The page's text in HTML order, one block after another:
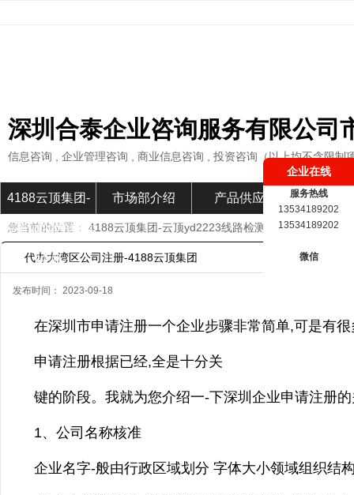
深圳合泰企业咨询服务有限公司
信息咨询 , 企业管理咨询 , 商业信息咨询 , 投资咨询（以上均不含限制
4188云顶集团-
云顶yd2223线路
检测
市场部介绍 产品供应 市场部
您当前的位置： 4188云顶集团-云顶yd2223线路检测 市场部新闻»
代办大湾区公司注册-4188云顶集团
发布时间： 2023-09-18
在深圳市申请注册一个企业步骤非常简单,可是有
申请注册根据已经,全是十分关
键的阶段。我就为您介绍一-下深圳企业申请注册
1、公司名称核准
企业名字-般由行政区域划分 字体大小领域组织结
企业在线
服务热线
13534189202
13534189202
微信